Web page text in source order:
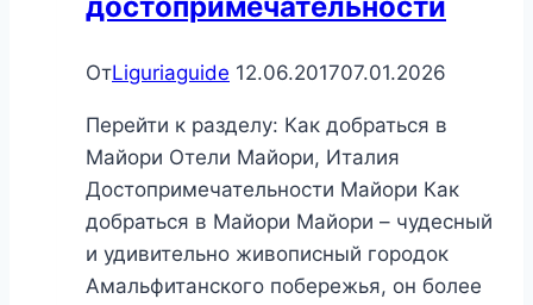
Полный
по
отдыху
на
острове
Искья
ОтLiguriaguide 12.06.201707.01.2026
Перейти к разделу: Как добраться в
Майори Отели Майори, Италия
Достопримечательности Майори Как
добраться в Майори Майори – чудесный
и удивительно живописный городок
Амальфитанского побережья, он более